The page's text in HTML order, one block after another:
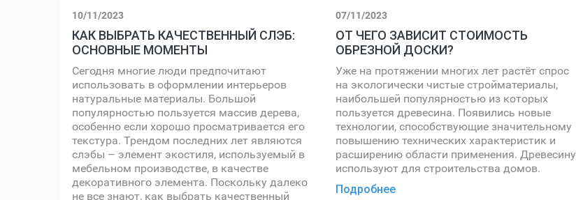
10/11/2023
КАК ВЫБРАТЬ КАЧЕСТВЕННЫЙ СЛЭБ:
ОСНОВНЫЕ МОМЕНТЫ
Сегодня многие люди предпочитают
использовать в оформлении интерьеров
натуральные материалы. Большой
популярностью пользуется массив дерева,
особенно если хорошо просматривается его
текстура. Трендом последних лет являются
слэбы – элемент экостиля, используемый в
мебельном производстве, в качестве
декоративного элемента. Поскольку далеко
не все знают, как выбрать качественный
07/11/2023
ОТ ЧЕГО ЗАВИСИТ СТОИМОСТЬ
ОБРЕЗНОЙ ДОСКИ?
Уже на протяжении многих лет растёт спрос
на экологически чистые стройматериалы,
наибольшей популярностью из которых
пользуется древесина. Появились новые
технологии, способствующие значительному
повышению технических характеристик и
расширению области применения. Древесину
используют для строительства домов.
Подробнее